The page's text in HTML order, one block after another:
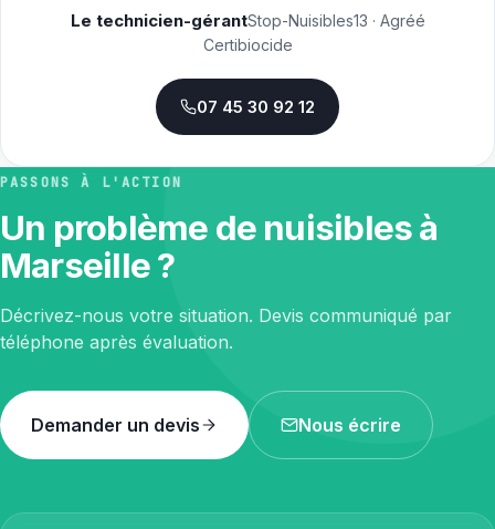
Le technicien-gérantStop-Nuisibles13 · Agréé
Certibiocide
07 45 30 92 12
PASSONS À L'ACTION
Un problème de nuisibles à
Marseille ?
Décrivez-nous votre situation. Devis communiqué par
téléphone après évaluation.
Demander un devis Nous écrire